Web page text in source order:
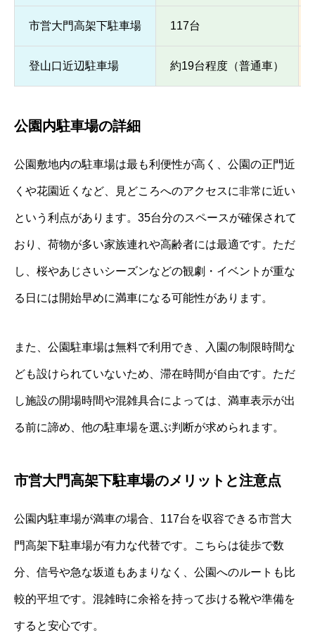
市営大門高架下駐車場 117台
登山口近辺駐車場 約19台程度（普通車）
公園内駐車場の詳細
公園敷地内の駐車場は最も利便性が高く、公園の正門近
くや花園近くなど、見どころへのアクセスに非常に近い
という利点があります。35台分のスペースが確保されて
おり、荷物が多い家族連れや高齢者には最適です。ただ
し、桜やあじさいシーズンなどの観劇・イベントが重な
る日には開始早めに満車になる可能性があります。
また、公園駐車場は無料で利用でき、入園の制限時間な
ども設けられていないため、滞在時間が自由です。ただ
し施設の開場時間や混雑具合によっては、満車表示が出
る前に諦め、他の駐車場を選ぶ判断が求められます。
市営大門高架下駐車場のメリットと注意点
公園内駐車場が満車の場合、117台を収容できる市営大
門高架下駐車場が有力な代替です。こちらは徒歩で数
分、信号や急な坂道もあまりなく、公園へのルートも比
較的平坦です。混雑時に余裕を持って歩ける靴や準備を
すると安心です。